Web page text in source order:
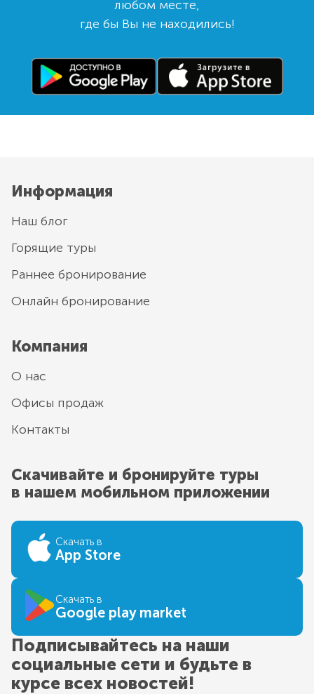
любом месте,
где бы Вы не находились!
Информация
Наш блог
Горящие туры
Раннее бронирование
Онлайн бронирование
Компания
О нас
Офисы продаж
Контакты
Скачивайте и бронируйте туры
в нашем мобильном приложении
Скачать в
App Store
Скачать в
Google play market
Подписывайтесь на наши
социальные сети и будьте в
курсе всех новостей!